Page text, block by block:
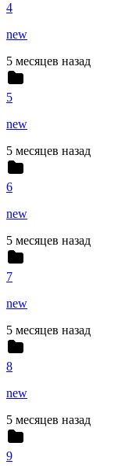
4
new
5 месяцев назад
5
new
5 месяцев назад
6
new
5 месяцев назад
7
new
5 месяцев назад
8
new
5 месяцев назад
9